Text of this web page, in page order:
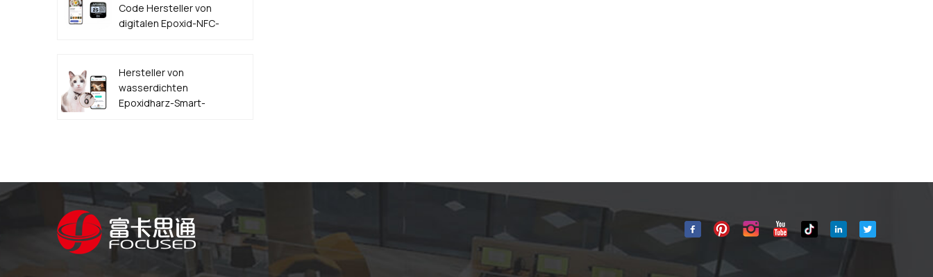
Code Hersteller von
digitalen Epoxid-NFC-
Hersteller von
wasserdichten
Epoxidharz-Smart-